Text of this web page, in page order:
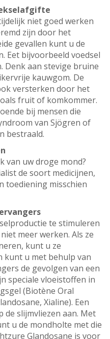
niet goed werken
zijn door het
gevallen kunt u de
Eet bijvoorbeeld voedsel
Denk aan stevige bruine
kauwgom. De
versterken door het
fruit of komkommer.
bij mensen die
van Sjögren of
bestraald.
van uw droge mond?
de soort medicijnen,
toediening misschien
te stimuleren
meer werken. Als ze
kunt u ze
kunt u met behulp van
de gevolgen van een
speciale vloeistoffen in
(Biotène Oral
Xialine). Een
slijmvliezen aan. Met
u de mondholte met die
Glandosane is voor